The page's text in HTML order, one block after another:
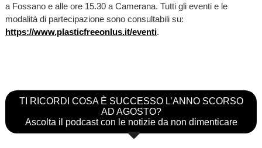
a Fossano e alle ore 15.30 a Camerana. Tutti gli eventi e le
modalità di partecipazione sono consultabili su:
https://www.plasticfreeonlus.it/eventi.
TI RICORDI COSA È SUCCESSO L’ANNO SCORSO
AD AGOSTO?
Ascolta il podcast con le notizie da non dimenticare